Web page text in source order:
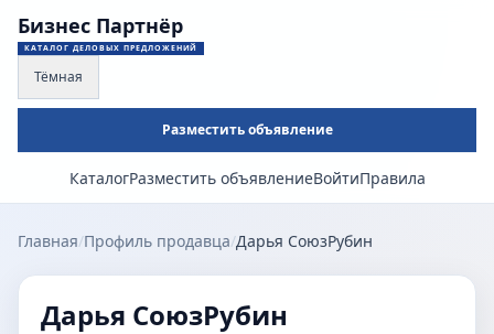
Бизнес Партнёр
КАТАЛОГ ДЕЛОВЫХ ПРЕДЛОЖЕНИЙ
Тёмная
Разместить объявление
КаталогРазместить объявлениеВойтиПравила
Главная/Профиль продавца/Дарья СоюзРубин
Дарья СоюзРубин